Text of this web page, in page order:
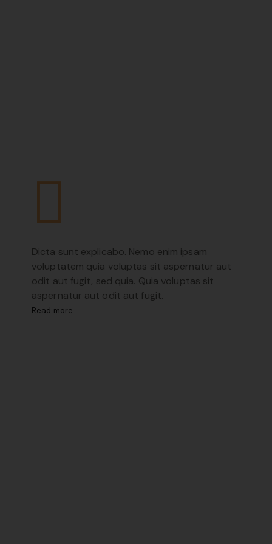
Dicta sunt explicabo. Nemo enim ipsam
voluptatem quia voluptas sit aspernatur aut
odit aut fugit, sed quia. Quia voluptas sit
aspernatur aut odit aut fugit.
Read more